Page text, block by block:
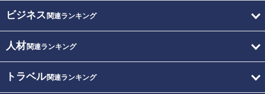
ビジネス 関連ランキング
人材関連ランキング
トラベル関連ランキング